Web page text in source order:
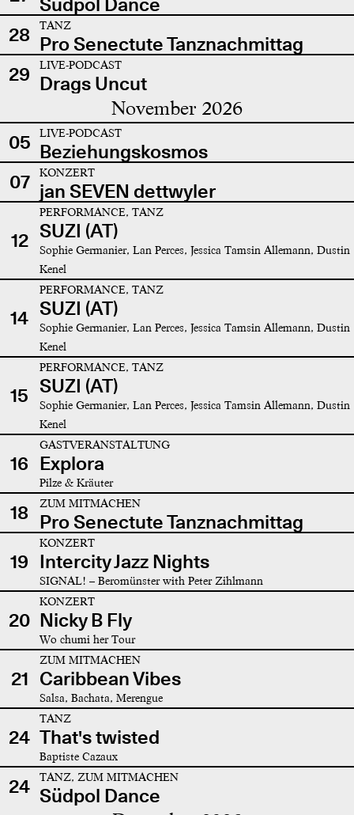
28
TANZ
Pro Senectute Tanznachmittag
29
LIVE-PODCAST
Drags Uncut
November 2026
05 LIVE-PODCAST
Beziehungskosmos
07
KONZERT
jan SEVEN dettwyler
12
PERFORMANCE, TANZ
SUZI (AT)
Sophie Germanier, Lan Perces, Jessica Tamsin Allemann, Dustin
Kenel
14
PERFORMANCE, TANZ
SUZI (AT)
Sophie Germanier, Lan Perces, Jessica Tamsin Allemann, Dustin
Kenel
15
PERFORMANCE, TANZ
SUZI (AT)
Sophie Germanier, Lan Perces, Jessica Tamsin Allemann, Dustin
Kenel
16
GASTVERANSTALTUNG
Explora
Pilze & Kräuter
18 ZUM MITMACHEN
Pro Senectute Tanznachmittag
19
KONZERT
Intercity Jazz Nights
SIGNAL! – Beromünster with Peter Zihlmann
20
KONZERT
Nicky B Fly
Wo chumi her Tour
21
ZUM MITMACHEN
Caribbean Vibes
Salsa, Bachata, Merengue
24
TANZ
That's twisted
Baptiste Cazaux
24 TANZ, ZUM MITMACHEN
Südpol Dance